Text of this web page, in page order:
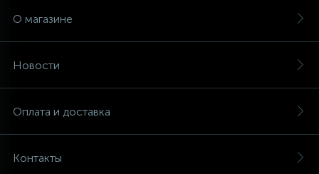
О магазине
Новости
Оплата и доставка
Контакты